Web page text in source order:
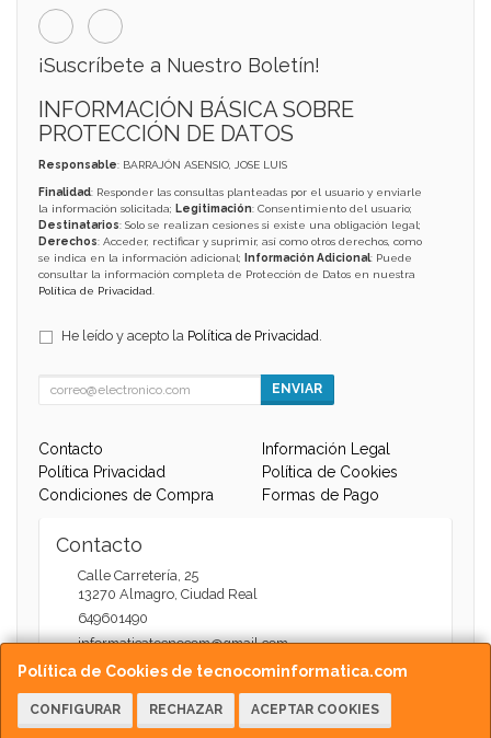
Política de Cookies de tecnocominformatica.com
CONFIGURAR RECHAZAR ACEPTAR COOKIES
¡Suscríbete a Nuestro Boletín!
INFORMACIÓN BÁSICA SOBRE
PROTECCIÓN DE DATOS
Responsable: BARRAJÓN ASENSIO, JOSE LUIS
Finalidad: Responder las consultas planteadas por el usuario y enviarle
la información solicitada; Legitimación: Consentimiento del usuario;
Destinatarios: Solo se realizan cesiones si existe una obligación legal;
Derechos: Acceder, rectificar y suprimir, así como otros derechos, como
se indica en la información adicional;
Información Adicional: Puede
consultar la información completa de Protección de Datos en nuestra
Política de Privacidad
He leído y acepto la Política de Privacidad
ENVIAR
Contacto
Información Legal
Política Privacidad
Política de Cookies
Condiciones de Compra
Formas de Pago
Contacto
Calle Carretería, 25
13270 Almagro Ciudad Real
649601490
informaticatecnocom@gmail.com
Horario